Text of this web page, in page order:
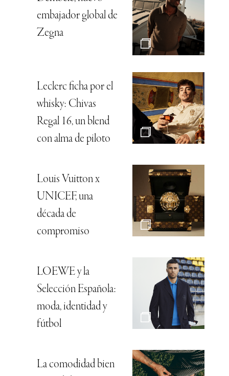
embajador global de
Zegna
Leclerc ficha por el
whisky: Chivas
Regal 16, un blend
con alma de piloto
Louis Vuitton x
UNICEF, una
década de
compromiso
LOEWE y la
Selección Española:
moda, identidad y
fútbol
La comodidad bien